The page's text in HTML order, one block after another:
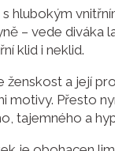
hlubokým
– vede diváka
klid i neklid.
ženskost a její
motivy. Přesto
tajemného a